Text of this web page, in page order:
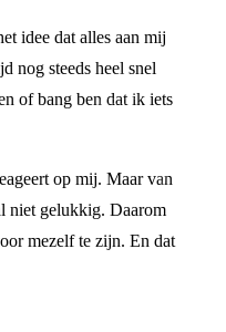
idee dat alles aan mij
nog steeds heel snel
of bang ben dat ik iets
op mij. Maar van
niet gelukkig. Daarom
mezelf te zijn. En dat